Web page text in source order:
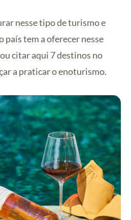
nesse tipo de turismo e
país tem a oferecer nesse
citar aqui 7 destinos no
a praticar o enoturismo.